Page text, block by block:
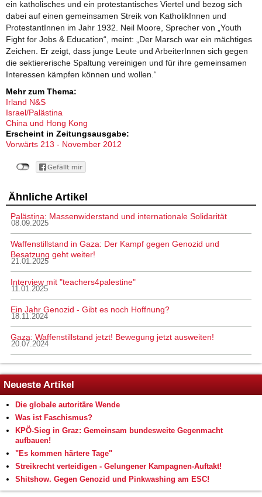
ein katholisches und ein protestantisches Viertel und bezog sich
dabei auf einen gemeinsamen Streik von KatholikInnen und
ProtestantInnen im Jahr 1932. Neil Moore, Sprecher von „Youth
Fight for Jobs & Education“, meint: „Der Marsch war ein mächtiges
Zeichen. Er zeigt, dass junge Leute und ArbeiterInnen sich gegen
die sektiererische Spaltung vereinigen und für ihre gemeinsamen
Interessen kämpfen können und wollen.“
Mehr zum Thema:
Irland N&S
Israel/Palästina
China und Hong Kong
Erscheint in Zeitungsausgabe:
Vorwärts 213 - November 2012
Ähnliche Artikel
Palästina: Massenwiderstand und internationale Solidarität
08.09.2025
Waffenstillstand in Gaza: Der Kampf gegen Genozid und
Besatzung geht weiter!
21.01.2025
Interview mit "teachers4palestine"
11.01.2025
Ein Jahr Genozid - Gibt es noch Hoffnung?
18.11.2024
Gaza: Waffenstillstand jetzt! Bewegung jetzt ausweiten!
20.07.2024
Neueste Artikel
Die globale autoritäre Wende
Was ist Faschismus?
KPÖ-Sieg in Graz: Gemeinsam bundesweite Gegenmacht
aufbauen!
"Es kommen härtere Tage"
Streikrecht verteidigen - Gelungener Kampagnen-Auftakt!
Shitshow. Gegen Genozid und Pinkwashing am ESC!